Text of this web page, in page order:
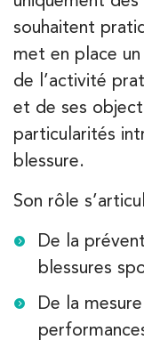
souhaitent
met en place
de l’activité
et de ses
particularités
blessure.
Son rôle
De la
blessures
De la
Filtrer les
IK
380 Av.
380 Av.
PRENEZ RDV